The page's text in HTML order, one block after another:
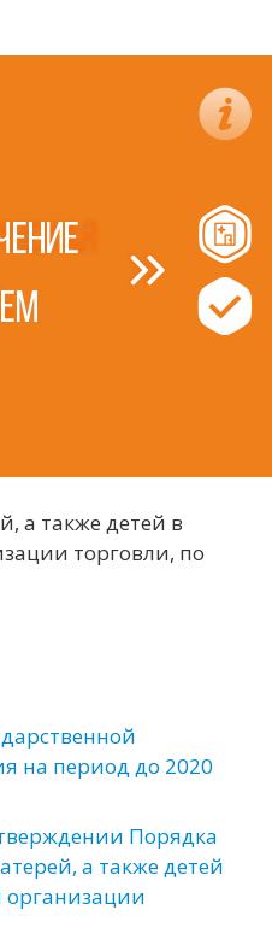
а также детей в
торговли, по
на период до 2020
Порядка
а также детей
организации